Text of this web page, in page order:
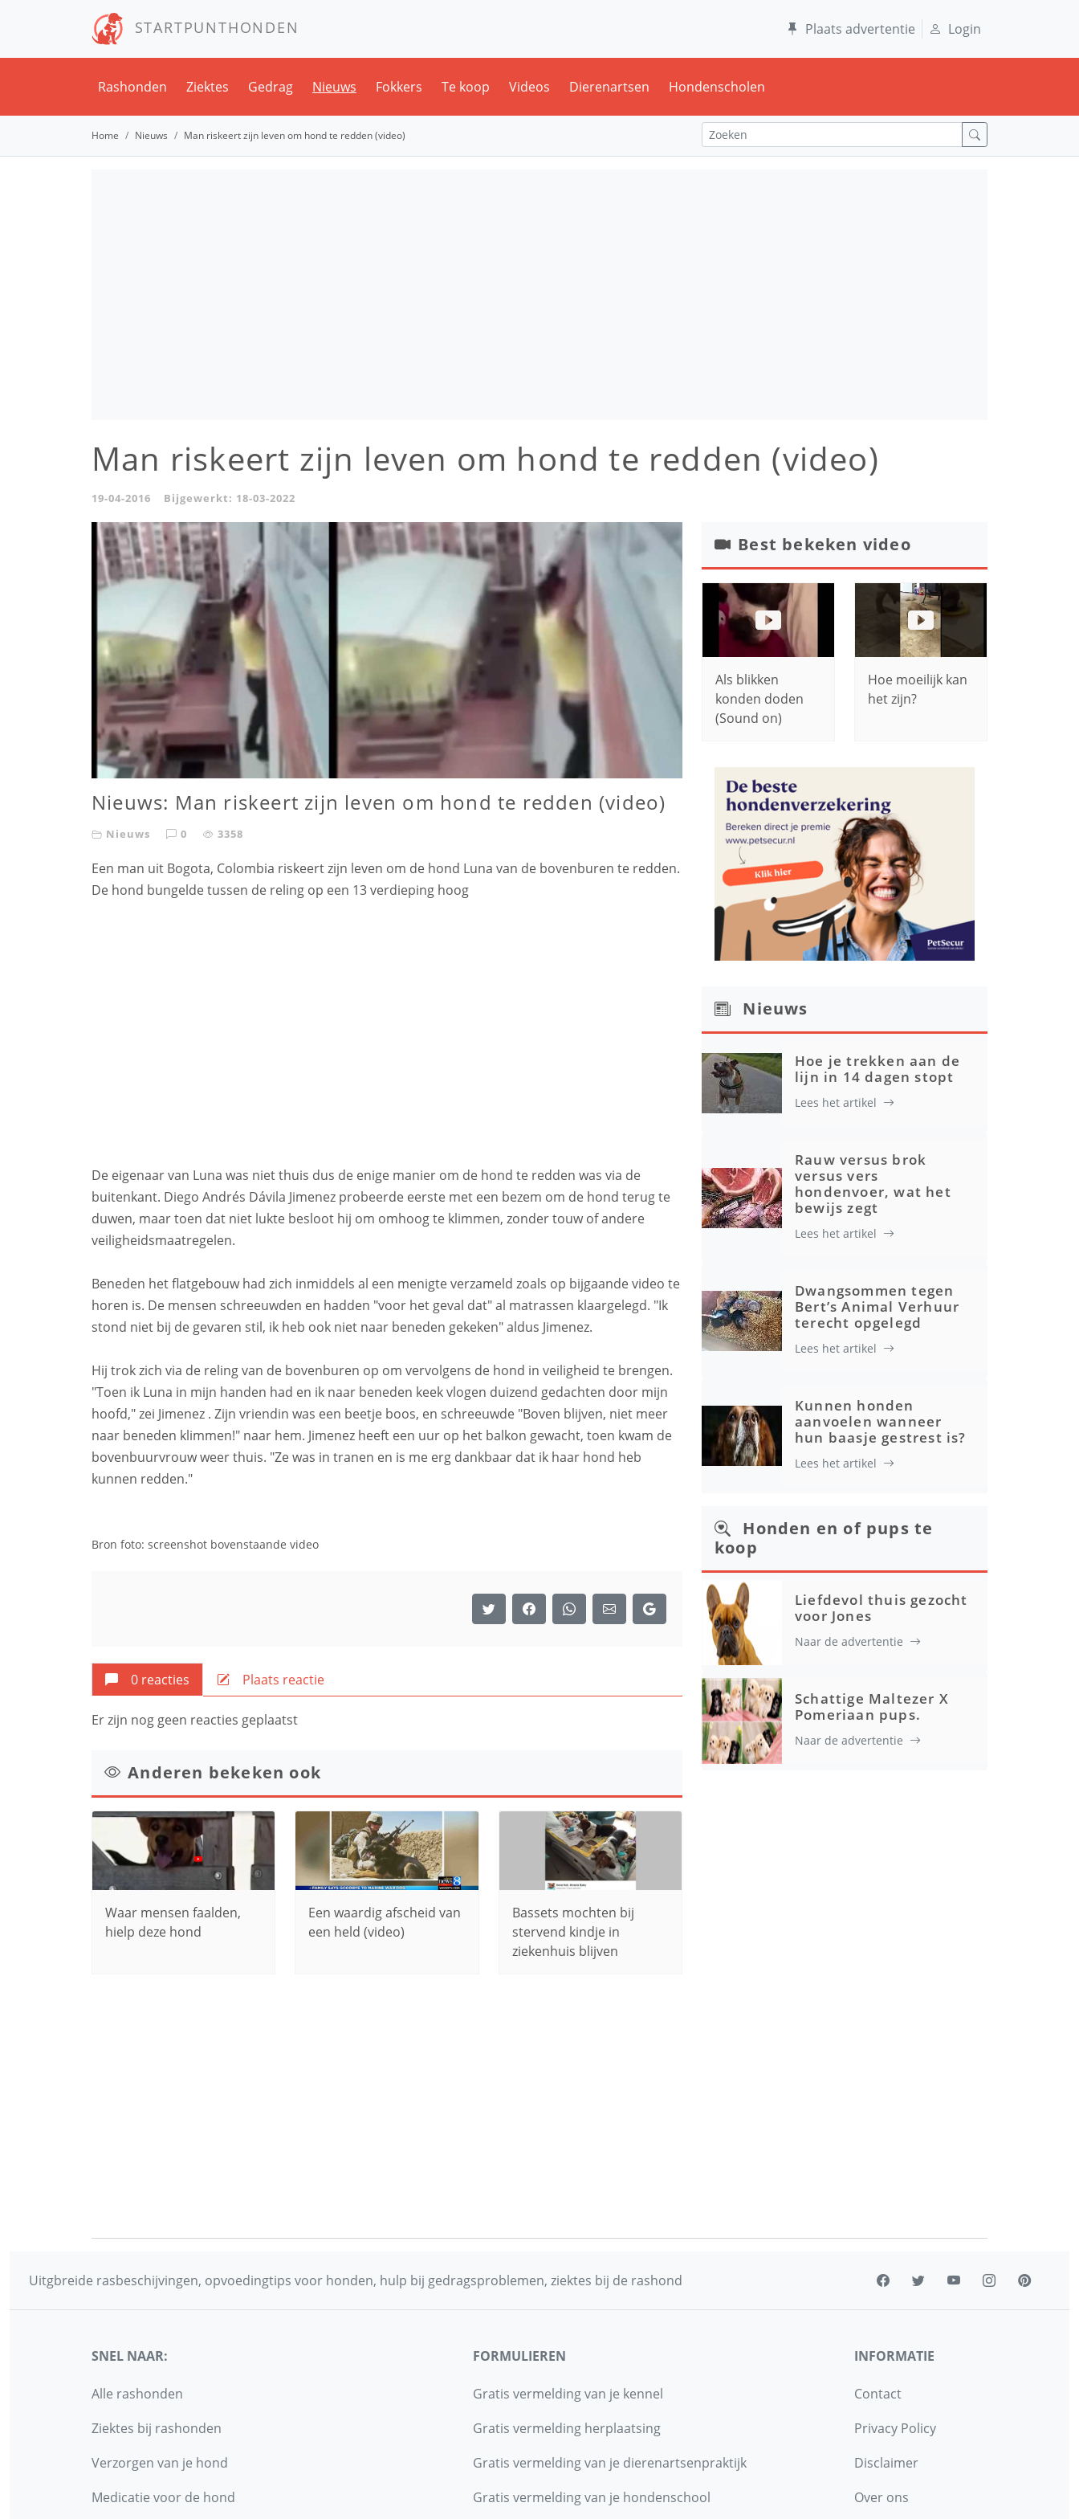
STARTPUNTHONDEN Plaats advertentie Login
Rashonden Ziektes Gedrag Nieuws Fokkers Te koop Videos Dierenartsen Hondenscholen
Home Nieuws Man riskeert zijn leven om hond te redden (video)
Man riskeert zijn leven om hond te redden (video)
19-04-2016 Bijgewerkt: 18-03-2022
Nieuws: Man riskeert zijn leven om hond te redden (video)
Nieuws 0 3358
Een man uit Bogota, Colombia riskeert zijn leven om de hond Luna van de bovenburen te redden.
De hond bungelde tussen de reling op een 13 verdieping hoog
De eigenaar van Luna was niet thuis dus de enige manier om de hond te redden was via de
buitenkant. Diego Andrés Dávila Jimenez probeerde eerste met een bezem om de hond terug te
duwen, maar toen dat niet lukte besloot hij om omhoog te klimmen, zonder touw of andere
veiligheidsmaatregelen.
Beneden het flatgebouw had zich inmiddels al een menigte verzameld zoals op bijgaande video te
horen is. De mensen schreeuwden en hadden "voor het geval dat" al matrassen klaargelegd. "Ik
stond niet bij de gevaren stil, ik heb ook niet naar beneden gekeken" aldus Jimenez.
Hij trok zich via de reling van de bovenburen op om vervolgens de hond in veiligheid te brengen.
"Toen ik Luna in mijn handen had en ik naar beneden keek vlogen duizend gedachten door mijn
hoofd," zei Jimenez . Zijn vriendin was een beetje boos, en schreeuwde "Boven blijven, niet meer
naar beneden klimmen!" naar hem. Jimenez heeft een uur op het balkon gewacht, toen kwam de
bovenbuurvrouw weer thuis. "Ze was in tranen en is me erg dankbaar dat ik haar hond heb
kunnen redden."
Bron foto: screenshot bovenstaande video
0 reacties Plaats reactie
Er zijn nog geen reacties geplaatst
Anderen bekeken ook
Waar mensen faalden,
hielp deze hond
Een waardig afscheid van
een held (video)
Bassets mochten bij
stervend kindje in
ziekenhuis blijven
Best bekeken video
Als blikken
konden doden
(Sound on)
Hoe moeilijk kan
het zijn?
Nieuws
Hoe je trekken aan de
lijn in 14 dagen stopt
Lees het artikel
Rauw versus brok
versus vers
hondenvoer, wat het
bewijs zegt
Lees het artikel
Dwangsommen tegen
Bert’s Animal Verhuur
terecht opgelegd
Lees het artikel
Kunnen honden
aanvoelen wanneer
hun baasje gestrest is?
Lees het artikel
Honden en of pups te
koop
Liefdevol thuis gezocht
voor Jones
Naar de advertentie
Schattige Maltezer X
Pomeriaan pups.
Naar de advertentie
Uitgbreide rasbeschijvingen, opvoedingtips voor honden, hulp bij gedragsproblemen, ziektes bij de rashond
SNEL NAAR:
Alle rashonden
Ziektes bij rashonden
Verzorgen van je hond
Medicatie voor de hond
FORMULIEREN
Gratis vermelding van je kennel
Gratis vermelding herplaatsing
Gratis vermelding van je dierenartsenpraktijk
Gratis vermelding van je hondenschool
INFORMATIE
Contact
Privacy Policy
Disclaimer
Over ons